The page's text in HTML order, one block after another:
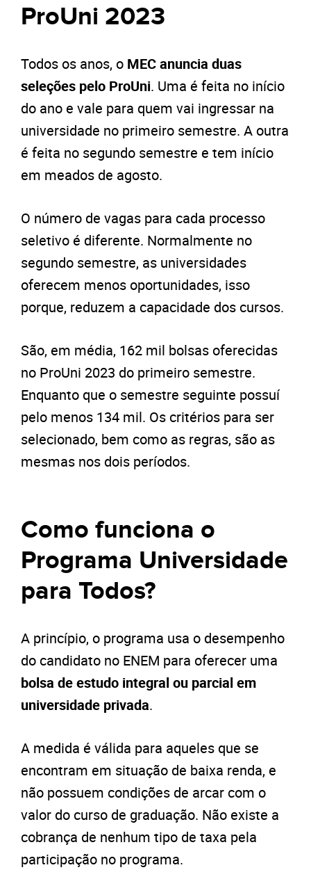
ProUni 2023
Todos os anos, o MEC anuncia duas
seleções pelo ProUni. Uma é feita no início
do ano e vale para quem vai ingressar na
universidade no primeiro semestre. A outra
é feita no segundo semestre e tem início
em meados de agosto.
O número de vagas para cada processo
seletivo é diferente. Normalmente no
segundo semestre, as universidades
oferecem menos oportunidades, isso
porque, reduzem a capacidade dos cursos.
São, em média, 162 mil bolsas oferecidas
no ProUni 2023 do primeiro semestre.
Enquanto que o semestre seguinte possuí
pelo menos 134 mil. Os critérios para ser
selecionado, bem como as regras, são as
mesmas nos dois períodos.
Como funciona o
Programa Universidade
para Todos?
A princípio, o programa usa o desempenho
do candidato no ENEM para oferecer uma
bolsa de estudo integral ou parcial em
universidade privada.
A medida é válida para aqueles que se
encontram em situação de baixa renda, e
não possuem condições de arcar com o
valor do curso de graduação. Não existe a
cobrança de nenhum tipo de taxa pela
participação no programa.